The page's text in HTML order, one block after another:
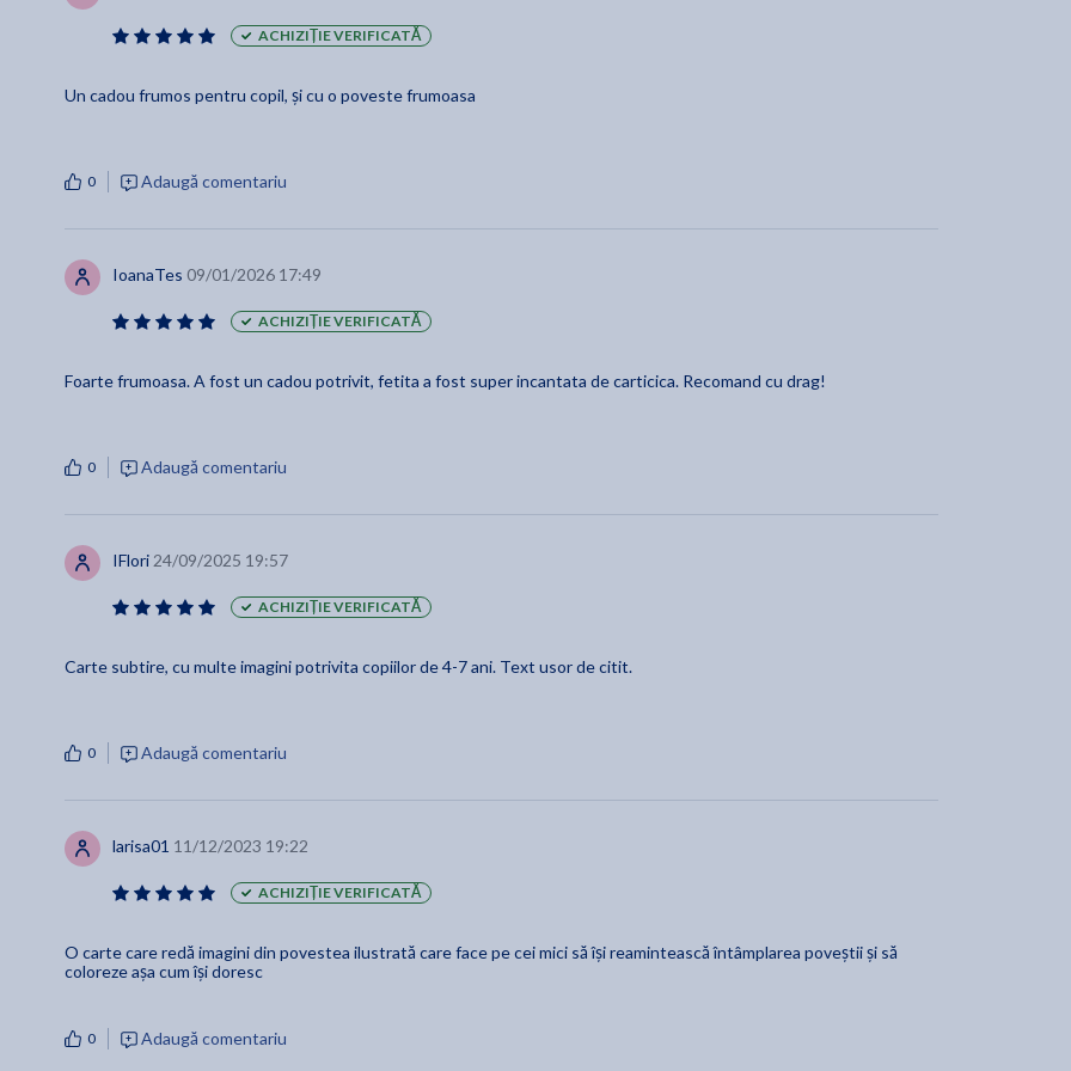
ACHIZIȚIE VERIFICATĂ
Un cadou frumos pentru copil, și cu o poveste frumoasa
0 Adaugă comentariu
IoanaTes 09/01/2026 17:49
ACHIZIȚIE VERIFICATĂ
Foarte frumoasa. A fost un cadou potrivit, fetita a fost super incantata de carticica. Recomand cu drag!
0 Adaugă comentariu
IFlori 24/09/2025 19:57
ACHIZIȚIE VERIFICATĂ
Carte subtire, cu multe imagini potrivita copiilor de 4-7 ani. Text usor de citit.
0 Adaugă comentariu
larisa01 11/12/2023 19:22
ACHIZIȚIE VERIFICATĂ
O carte care redă imagini din povestea ilustrată care face pe cei mici să își reamintească întâmplarea poveștii și să
coloreze așa cum își doresc
0 Adaugă comentariu